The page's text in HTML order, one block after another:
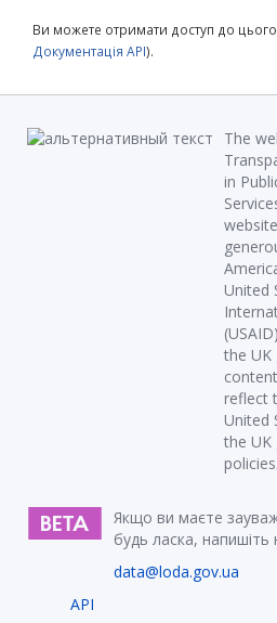
Ви можете отримати доступ до
Документація API).
The
in
United
the UK
reflect
United
the UK
policies.
Якщо ви маєте
будь ласка, напишіть
data@loda.gov.ua
API